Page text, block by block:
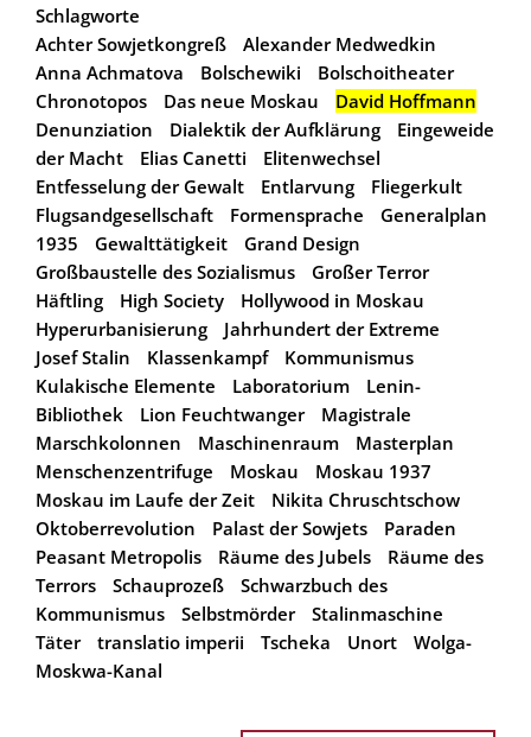
Schlagworte
Achter Sowjetkongreß
Alexander Medwedkin
Anna Achmatova
Bolschewiki
Bolschoitheater
Chronotopos
Das neue Moskau
David Hoffmann
Denunziation
Dialektik der Aufklärung
Eingeweide
der Macht
Elias Canetti
Elitenwechsel
Entfesselung der Gewalt
Entlarvung
Fliegerkult
Flugsandgesellschaft
Formensprache
Generalplan
1935
Gewalttätigkeit
Grand Design
Großbaustelle des Sozialismus
Großer Terror
Häftling
High Society
Hollywood in Moskau
Hyperurbanisierung
Jahrhundert der Extreme
Josef Stalin
Klassenkampf
Kommunismus
Kulakische Elemente
Laboratorium
Lenin-
Bibliothek
Lion Feuchtwanger
Magistrale
Marschkolonnen
Maschinenraum
Masterplan
Menschenzentrifuge
Moskau
Moskau 1937
Moskau im Laufe der Zeit
Nikita Chruschtschow
Oktoberrevolution
Palast der Sowjets
Paraden
Peasant Metropolis
Räume des Jubels
Räume des
Terrors
Schauprozeß
Schwarzbuch des
Kommunismus
Selbstmörder
Stalinmaschine
Täter
translatio imperii Tscheka Unort
Wolga-
Moskwa-Kanal